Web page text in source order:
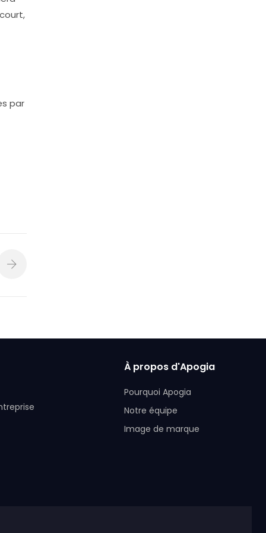
par
À propos d'Apogia
Pourquoi Apogia
Notre équipe
Image de marque